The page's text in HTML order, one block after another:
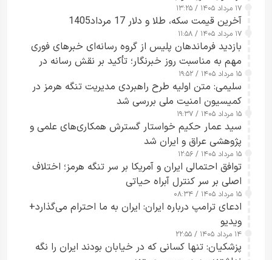
۱۷ مرداد ۱۴۰۵ / ۱۳:۲۵
آخرین قیمت سکه، طلا و دلار 17 مرداد1405
۱۷ مرداد ۱۴۰۵ / ۱۱:۵۸
بازدید فرماندهان پلیس از گروه رسانه‌ای خبرهای فوری
مهم به مناسبت روز خبرنگار؛ تأکید بر نقش رسانه در
تقویت امنیت و اعتماد عمومی
۱۵ مرداد ۱۴۰۵ / ۱۹:۵۲
سلیمی: متن اولیه طرح راهبردی مدیریت تنگه هرمز در
کمیسیون امنیت ملی بررسی شد
۱۵ مرداد ۱۴۰۵ / ۱۹:۳۷
سید عمار حکیم خواستار گسترش همکاری‌های علمی و
پژوهشی عراق و ایران شد
۱۵ مرداد ۱۴۰۵ / ۱۲:۵۶
توافق احتمالی ایران و آمریکا بر سر تنگه هرمز؛ اختلاف
اصلی بر سر کنترل آبراه حیاتی
۱۵ مرداد ۱۴۰۵ / ۰۸:۳۴
ادعای ترامپ درباره ایران: ایران به ما احترام می‌گذارد+
ویدیو
۱۴ مرداد ۱۴۰۵ / ۲۲:۵۵
پزشکیان: تنها کسانی که در خیابان بودند ایران را نگه